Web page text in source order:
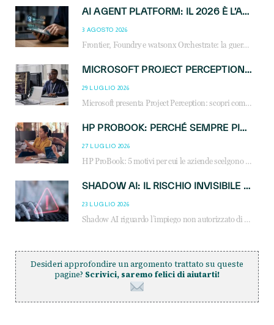
AI AGENT PLATFORM: IL 2026 È L’ANNO DEL «SISTEMA OPERATIVO» PER GLI AGENTI AZIENDALI
3 AGOSTO 2026
Frontier, Foundry e watsonx Orchestrate: la guerra delle piattaforme AI agent ridisegna il mercato IT. Cosa cambia per reseller, MSP e system integrator.
MICROSOFT PROJECT PERCEPTION: COME GLI AGENTI AI CAMBIERANNO SOC, CYBERSECURITY E SERVIZI MSP
29 LUGLIO 2026
Microsoft presenta Project Perception: scopri come gli agenti AI possono trasformare cybersecurity, SOC e servizi gestiti degli MSP.
HP PROBOOK: PERCHÉ SEMPRE PIÙ AZIENDE SCELGONO NOTEBOOK PROGETTATI PER IL LAVORO MODERNO
27 LUGLIO 2026
HP ProBook: 5 motivi per cui le aziende scelgono i notebook business HP per migliorare produttività, sicurezza e gestione dell’AI.
SHADOW AI: IL RISCHIO INVISIBILE CHE LE AZIENDE POSSONO GOVERNARE
23 LUGLIO 2026
Shadow AI riguardo l’impiego non autorizzato di sistemi AI all’interno dell’azienda. E’ una pratica che si diffonde a partire dai dipendenti fino ai dirigenti e mette a repentaglio la cybersecurity, con costi più elevati per le organizzazioni. Due recenti report illustrano il fenomeno e forniscono dati in merito
Desideri approfondire un argomento trattato su queste
pagine? Scrivici, saremo felici di aiutarti!